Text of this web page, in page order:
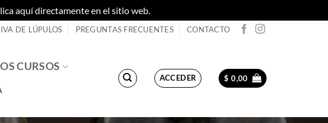
aquí directamente en el sitio web.
DE LÚPULOS PREGUNTAS FRECUENTES CONTACTO
CURSOS
ACCEDER $ 0,00